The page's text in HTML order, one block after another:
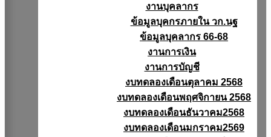
งานบุคลากร
ข้อมูลบุคกรภายใน วก.นฐ
ข้อมูลบุคลากร 66-68
งานการเงิน
งานการบัญชี
งบทดลองเดือนตุลาคม 2568
งบทดลองเดือนพฤศจิกายน 2568
งบทดลองเดือนธันวาคม2568
งบทดลองเดือนมกราคม2569